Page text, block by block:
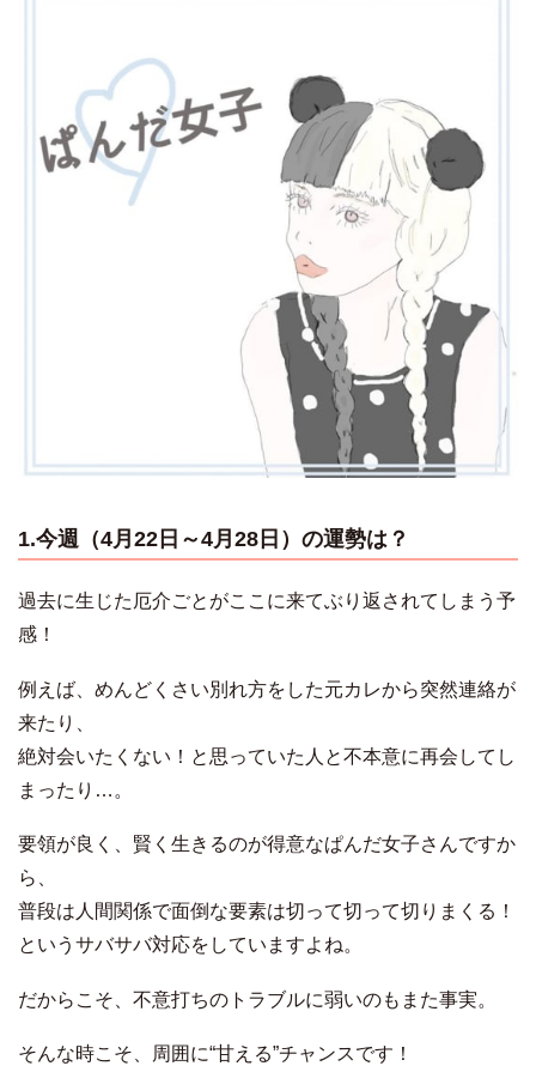
1.今週（4月22日～4月28日）の運勢は？
過去に生じた厄介ごとがここに来てぶり返されてしまう予
感！
例えば、めんどくさい別れ方をした元カレから突然連絡が
来たり、
絶対会いたくない！と思っていた人と不本意に再会してし
まったり…。
要領が良く、賢く生きるのが得意なぱんだ女子さんですか
ら、
普段は人間関係で面倒な要素は切って切って切りまくる！
というサバサバ対応をしていますよね。
だからこそ、不意打ちのトラブルに弱いのもまた事実。
そんな時こそ、周囲に“甘える”チャンスです！